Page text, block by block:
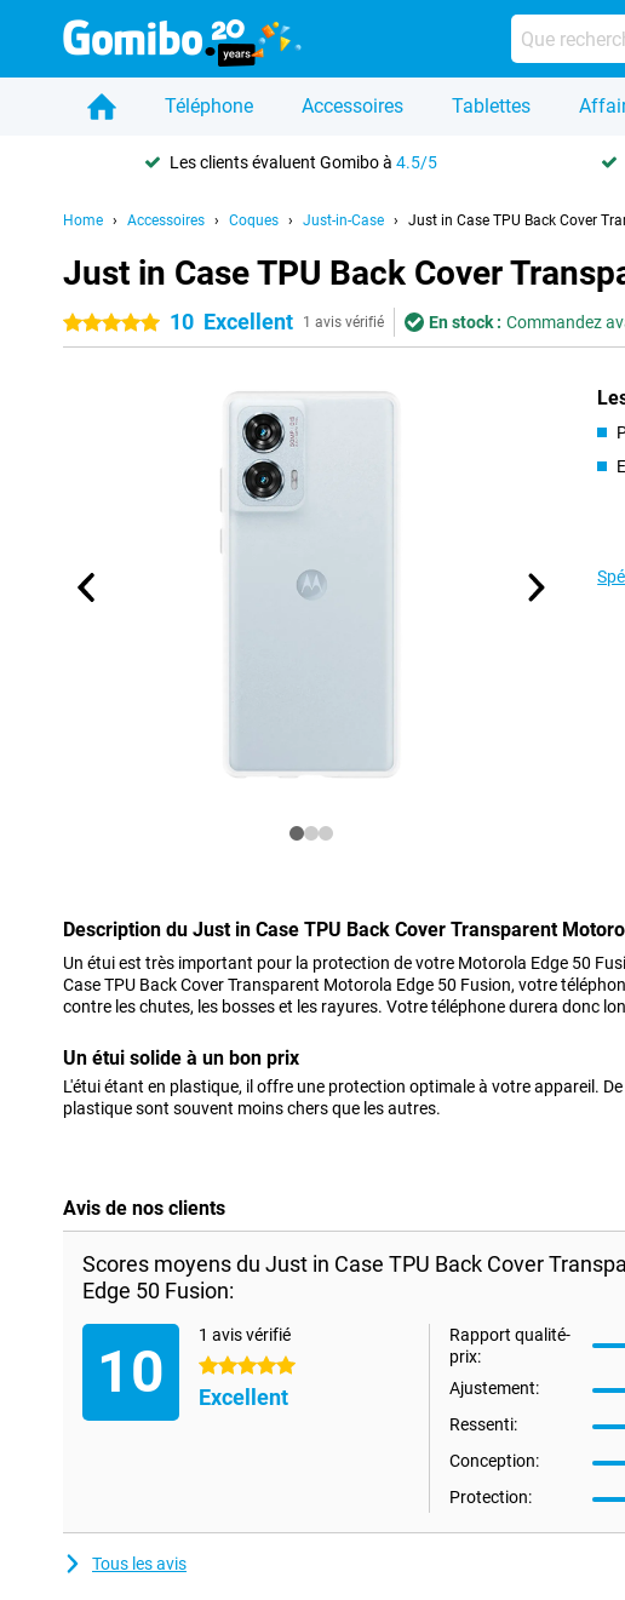
Téléphone Accessoires Tablettes
Les clients évaluent Gomibo à4.5/5
Home Accessoires Coques Just-in-Case Just in Case TPU Back Cover
Just in Case TPU Back Cover
5 étoiles10 Excellent 1 avis vérifié En stock : Commandez
Description du Just in Case TPU Back Cover Transparent
Un étui est très important pour la protection de votre Motorola Edge 50
Case TPU Back Cover Transparent Motorola Edge 50 Fusion, votre
contre les chutes, les bosses et les rayures. Votre téléphone durera donc
Un étui solide à un bon prix
L'étui étant en plastique, il offre une protection optimale à votre appareil. De
plastique sont souvent moins chers que les autres.
Avis de nos clients
Scores moyens du Just in Case TPU Back Cover
Edge 50 Fusion:
10
1 avis vérifié
5 étoiles
Excellent
Rapport qualité-
prix:
Ajustement:
Ressenti:
Conception:
Protection:
Tous les avis